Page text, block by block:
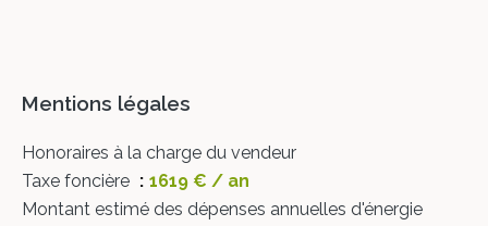
Mentions légales
Honoraires à la charge du vendeur
Taxe foncière
1619 € / an
Montant estimé des dépenses annuelles d'énergie